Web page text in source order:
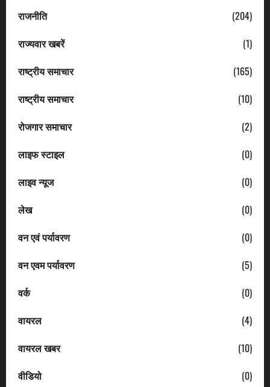
राजनीति
(204)
राज्यवार खबरें
(1)
राष्ट्रीय समाचार
(165)
राष्ट्रीय समाचार
(10)
रोजगार समाचार
(2)
लाइफ स्टाइल
(0)
लाइव न्यूज
(0)
लेख
(0)
वन एवं पर्यावरण
(0)
वन एवम पर्यावरण
(5)
वर्क
(0)
वायरल
(4)
वायरल खबर
(10)
वीडियो
(0)